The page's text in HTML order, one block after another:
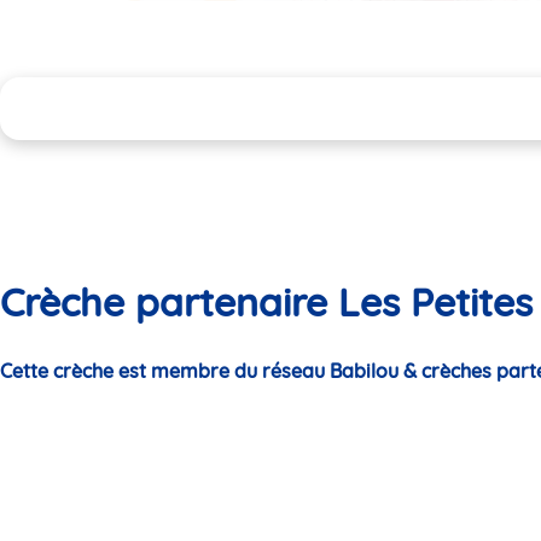
Crèche partenaire Les
Cette crèche est membre du réseau Babilou & crèches